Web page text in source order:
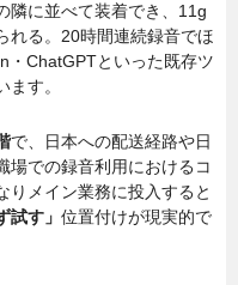
隣に並べて装着でき、11g
れる。20時間連続録音でほ
・ChatGPTといった既存ツ
す。
で、日本への配送経路や日
場での録音利用におけるコ
りメイン業務に投入すると
試す」 位置付けが現実的で